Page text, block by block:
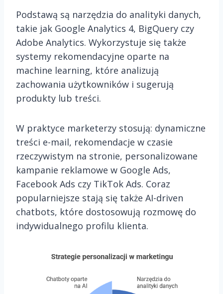
Podstawą są narzędzia do analityki danych,
takie jak Google Analytics 4, BigQuery czy
Adobe Analytics. Wykorzystuje się także
systemy rekomendacyjne oparte na
machine learning, które analizują
zachowania użytkowników i sugerują
produkty lub treści.
W praktyce marketerzy stosują: dynamiczne
treści e-mail, rekomendacje w czasie
rzeczywistym na stronie, personalizowane
kampanie reklamowe w Google Ads,
Facebook Ads czy TikTok Ads. Coraz
popularniejsze stają się także AI-driven
chatbots, które dostosowują rozmowę do
indywidualnego profilu klienta.